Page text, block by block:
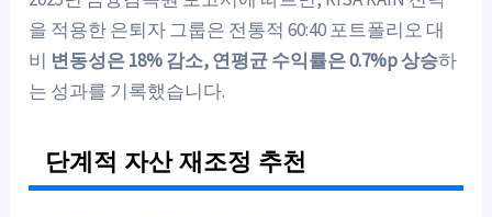
을 적용한 은퇴자 그룹은 전통적 60:40 포트폴리오 대
비 변동성은 18% 감소, 연평균 수익률은 0.7%p 상승하
는 성과를 기록했습니다.
단계적 자산 재조정 추천